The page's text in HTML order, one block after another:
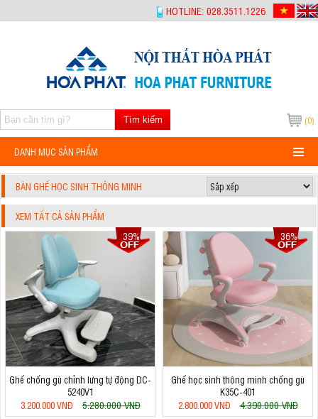
HOTLINE: 028.3511.1226
(0)
Tìm kiếm
DANH MỤC SẢN PHẨM
BÀN GHẾ HỌC SINH THÔNG MINH
XEM TẤT CẢ SẢN PHẨM
39%
Ghế chống gù chỉnh lưng tự động DC-
5240V1
3.200.000 VNĐ
5.280.000 VNĐ
36%
Ghế học sinh thông minh chống gù
K35C-401
2.800.000 VNĐ
4.390.000 VNĐ